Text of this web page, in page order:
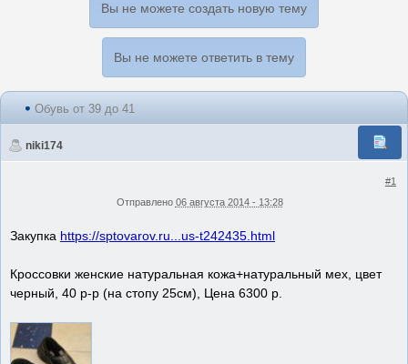
Вы не можете создать новую тему
Вы не можете ответить в тему
Обувь от 39 до 41
niki174
#1
Отправлено 06 августа 2014 - 13:28
Закупка https://sptovarov.ru...us-t242435.html
Кроссовки женские натуральная кожа+натуральный мех, цвет
черный, 40 р-р (на стопу 25см), Цена 6300 р.